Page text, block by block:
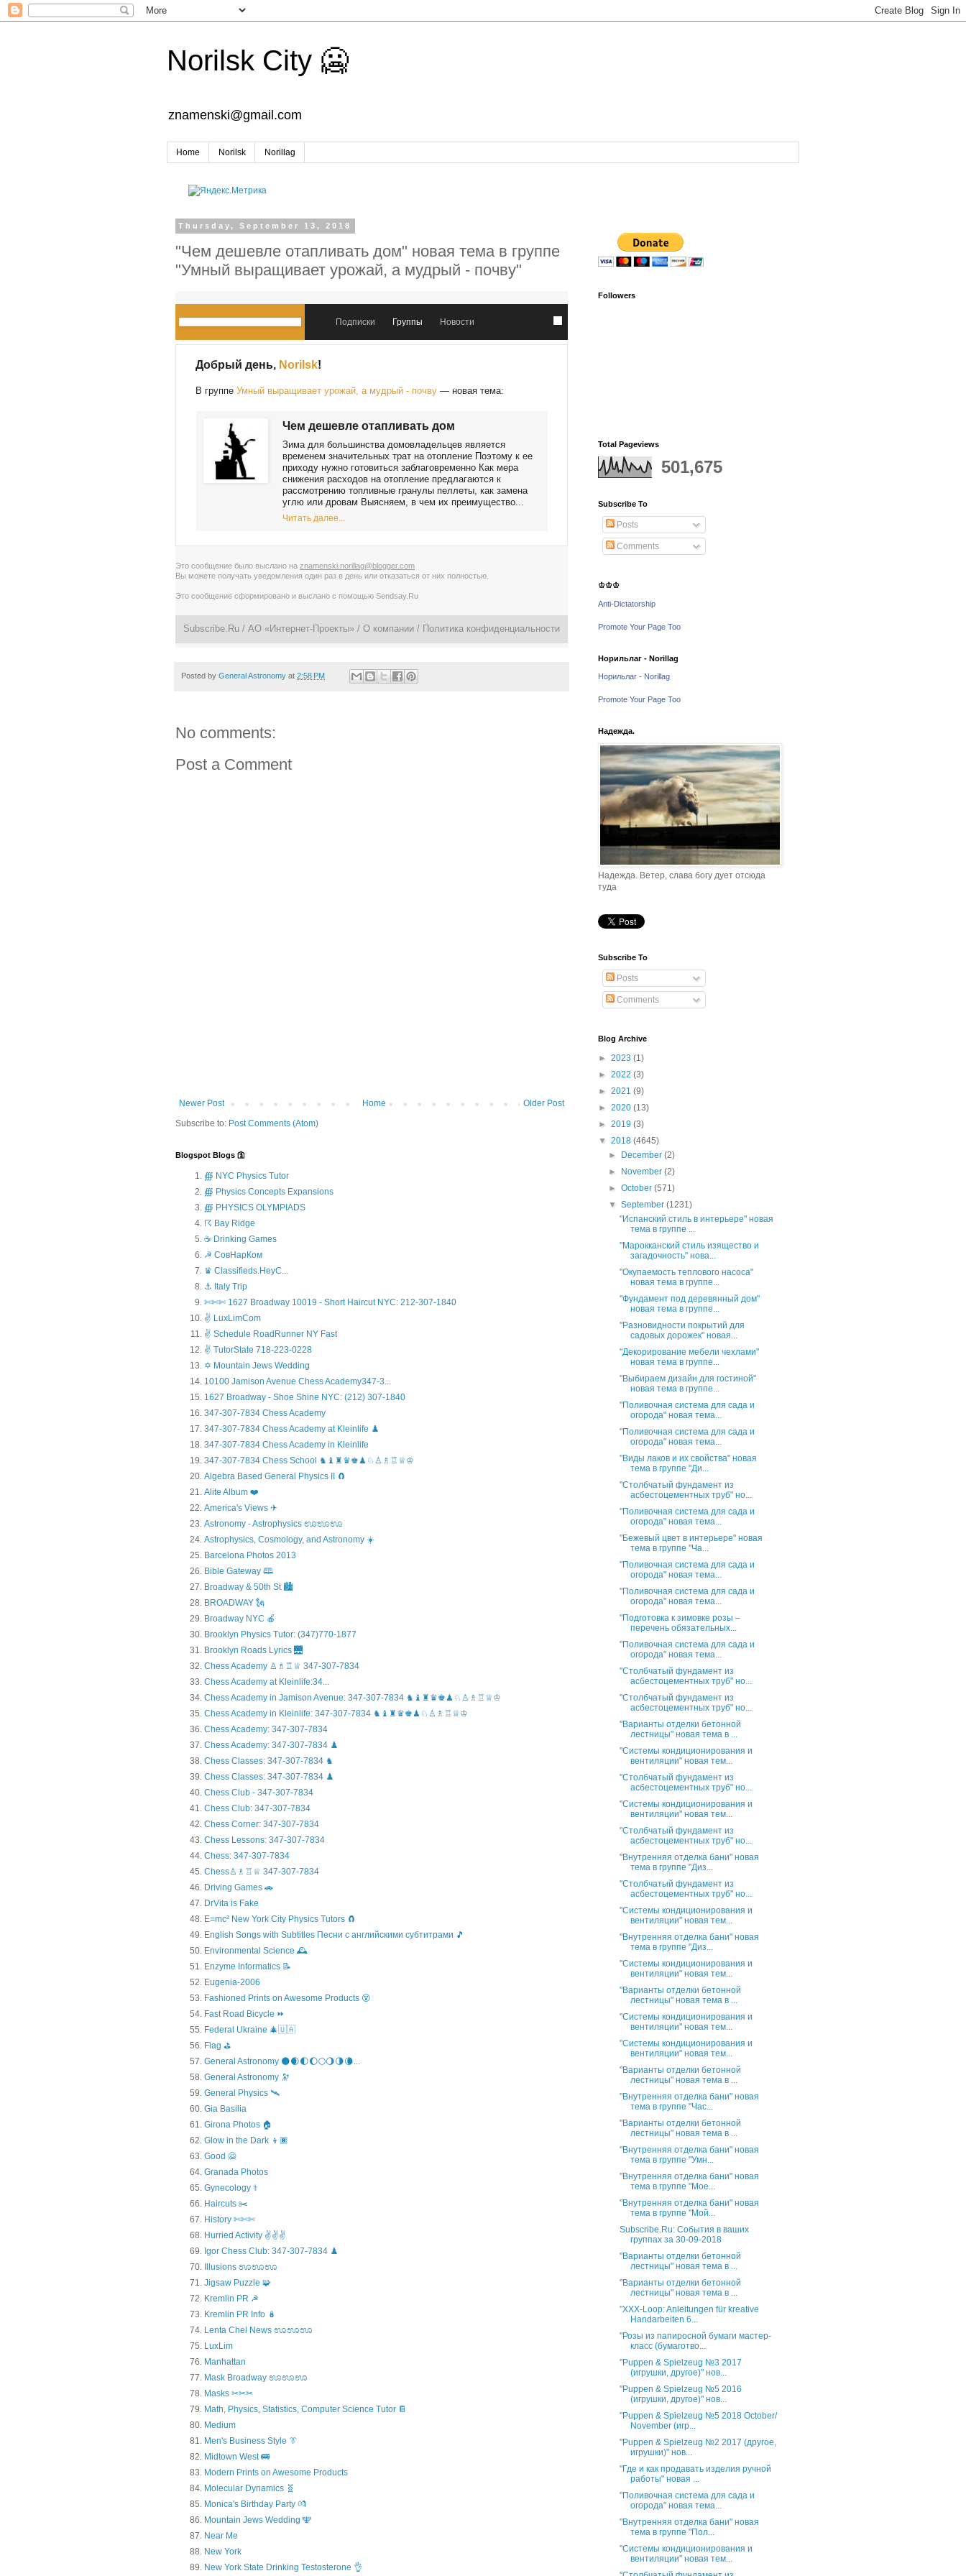
Norilsk City 🥶
znamenski@gmail.com
Home Norilsk Norillag
Thursday, September 13, 2018
"Чем дешевле отапливать дом" новая тема в группе
"Умный выращивает урожай, а мудрый - почву"
Подписки Группы Новости
Добрый день, Norilsk!
В группеУмный выращивает урожай, а мудрый - почву — новая тема:
Чем дешевле отапливать дом
Зима для большинства домовладельцев является
временем значительных трат на отопление Поэтому к ее
приходу нужно готовиться заблаговременно Как мера
снижения расходов на отопление предлагаются к
рассмотрению топливные гранулы пеллеты, как замена
углю или дровам Выясняем, в чем их преимущество...
Читать далее...
Это сообщение было выслано на znamenski.norillag@blogger.com
Вы можете получать уведомления один раз в день или отказаться от них полностью
Это сообщение сформировано и выслано с помощью Sendsay.Ru
Subscribe.Ru / АО «Интернет-Проекты» / О компании / Политика конфиденциальности
Posted by General Astronomy at 2:58 PM
No comments:
Post a Comment
Newer Post Older Post
Home
Subscribe to: Post Comments (Atom)
Blogspot Blogs 🛐
∰ NYC Physics Tutor
∰ Physics Concepts Expansions
∰ PHYSICS OLYMPIADS
☈ Bay Ridge
☕ Drinking Games
☭ СовНарКом
♛ Classifieds.HeyC...
⚓ Italy Trip
✄✄✄ 1627 Broadway 10019 - Short Haircut NYC: 212-307-1840
✌ LuxLimCom
✌ Schedule RoadRunner NY Fast
✌ TutorState 718-223-0228
✡ Mountain Jews Wedding
10100 Jamison Avenue Chess Academy347-3...
1627 Broadway - Shoe Shine NYC: (212) 307-1840
347-307-7834 Chess Academy
347-307-7834 Chess Academy at Kleinlife ♟️
347-307-7834 Chess Academy in Kleinlife
347-307-7834 Chess School ♞♝♜♛♚♟♘♙♗♖♕♔
Algebra Based General Physics II 🧲
Alite Album ❤️
America's Views ✈
Astronomy - Astrophysics ಊಊಊ
Astrophysics, Cosmology, and Astronomy ☀️
Barcelona Photos 2013
Bible Gateway 🕮
Broadway & 50th St 🏙️
BROADWAY 🗽
Broadway NYC 🍎
Brooklyn Physics Tutor: (347)770-1877
Brooklyn Roads Lyrics 🌉
Chess Academy ♙♗♖♕ 347-307-7834
Chess Academy at Kleinlife:34...
Chess Academy in Jamison Avenue: 347-307-7834 ♞♝♜♛♚♟♘♙♗♖♕♔
Chess Academy in Kleinlife: 347-307-7834 ♞♝♜♛♚♟♘♙♗♖♕♔
Chess Academy: 347-307-7834
Chess Academy: 347-307-7834 ♟️
Chess Classes: 347-307-7834 ♞
Chess Classes: 347-307-7834 ♟️
Chess Club - 347-307-7834
Chess Club: 347-307-7834
Chess Corner: 347-307-7834
Chess Lessons: 347-307-7834
Chess: 347-307-7834
Chess♙♗♖♕ 347-307-7834
Driving Games 🚗
DrVita is Fake
E=mc² New York City Physics Tutors 🧲
English Songs with Subtitles Песни с английскими субтитрами 🎵
Environmental Science 🕰️
Enzyme Informatics 📝
Eugenia-2006
Fashioned Prints on Awesome Products 😵
Fast Road Bicycle ⏩
Federal Ukraine 🎄🇺🇦
Flag ⛳
General Astronomy 🌑🌒🌓🌔🌕🌖🌗🌘...
General Astronomy 🔭
General Physics 🛰
Gia Basilia
Girona Photos 🏠
Glow in the Dark 👦🏿
Good 🙅
Granada Photos
Gynecology ⚕️
Haircuts ✂️
History ✄✄✄
Hurried Activity ✌✌✌
Igor Chess Club: 347-307-7834 ♟️
Illusions ಊಊಊ
Jigsaw Puzzle 🧩
Kremlin PR ☭
Kremlin PR Info 🪆
Lenta Chel News ಊಊಊ
LuxLim
Manhattan
Mask Broadway ಊಊಊ
Masks ✂✂✂
Math, Physics, Statistics, Computer Science Tutor 📔
Medium
Men's Business Style 👔
Midtown West 🚌
Modern Prints on Awesome Products
Molecular Dynamics 🧬
Monica's Birthday Party 💏
Mountain Jews Wedding 🕎
Near Me
New York
New York State Drinking Testosterone 👌
Followers
Total Pageviews
501,675
Subscribe To
Posts
Comments
♔♔♔
Anti-Dictatorship
Promote Your Page Too
Норильлаг - Norillag
Норильлаг - Norillag
Promote Your Page Too
Надежда.
Надежда. Ветер, слава богу дует отсюда
туда
Subscribe To
Posts
Comments
Blog Archive
► 2023 (1)
► 2022 (3)
► 2021 (9)
► 2020 (13)
► 2019 (3)
▼ 2018 (4645)
►
December(2)
►
November(2)
►October(571)
▼September(1231)
"Испанский стиль в интерьере" новая
тема в группе ...
"Марокканский стиль изящество и
загадочность" нова...
"Окупаемость теплового насоса"
новая тема в группе...
"Фундамент под деревянный дом"
новая тема в группе...
"Разновидности покрытий для
садовых дорожек" новая...
"Декорирование мебели чехлами"
новая тема в группе...
"Выбираем дизайн для гостиной"
новая тема в группе...
"Поливочная система для сада и
огорода" новая тема...
"Поливочная система для сада и
огорода" новая тема...
"Виды лаков и их свойства" новая
тема в группе "Ди...
"Столбчатый фундамент из
асбестоцементных труб" но...
"Поливочная система для сада и
огорода" новая тема...
"Бежевый цвет в интерьере" новая
тема в группе "Ча...
"Поливочная система для сада и
огорода" новая тема...
"Поливочная система для сада и
огорода" новая тема...
"Подготовка к зимовке розы –
перечень обязательных...
"Поливочная система для сада и
огорода" новая тема...
"Столбчатый фундамент из
асбестоцементных труб" но...
"Столбчатый фундамент из
асбестоцементных труб" но...
"Варианты отделки бетонной
лестницы" новая тема в ...
"Системы кондиционирования и
вентиляции" новая тем...
"Столбчатый фундамент из
асбестоцементных труб" но...
"Системы кондиционирования и
вентиляции" новая тем...
"Столбчатый фундамент из
асбестоцементных труб" но...
"Внутренняя отделка бани" новая
тема в группе "Диз...
"Столбчатый фундамент из
асбестоцементных труб" но...
"Системы кондиционирования и
вентиляции" новая тем...
"Внутренняя отделка бани" новая
тема в группе "Диз...
"Системы кондиционирования и
вентиляции" новая тем...
"Варианты отделки бетонной
лестницы" новая тема в ...
"Системы кондиционирования и
вентиляции" новая тем...
"Системы кондиционирования и
вентиляции" новая тем...
"Варианты отделки бетонной
лестницы" новая тема в ...
"Внутренняя отделка бани" новая
тема в группе "Час...
"Варианты отделки бетонной
лестницы" новая тема в ...
"Внутренняя отделка бани" новая
тема в группе "Умн...
"Внутренняя отделка бани" новая
тема в группе "Мое...
"Внутренняя отделка бани" новая
тема в группе "Мой...
Subscribe.Ru: События в ваших
группах за 30-09-2018
"Варианты отделки бетонной
лестницы" новая тема в ...
"Варианты отделки бетонной
лестницы" новая тема в ...
"XXX-Loop: Anleitungen für kreative
Handarbeiten 6...
"Розы из папиросной бумаги мастер-
класс (бумаготво...
"Puppen & Spielzeug №3 2017
(игрушки, другое)" нов...
"Puppen & Spielzeug №5 2016
(игрушки, другое)" нов...
"Puppen & Spielzeug №5 2018 October/
November (игр...
"Puppen & Spielzeug №2 2017 (другое,
игрушки)" нов...
"Где и как продавать изделия ручной
работы" новая ...
"Поливочная система для сада и
огорода" новая тема...
"Внутренняя отделка бани" новая
тема в группе "Пол...
"Системы кондиционирования и
вентиляции" новая тем...